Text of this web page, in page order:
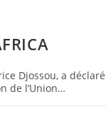
Djossou, a
de l’Union…